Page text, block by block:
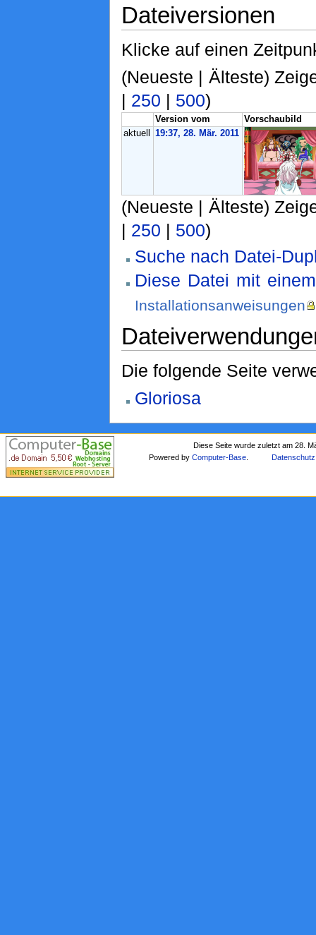
Dateiversionen
Klicke auf einen
(Neueste | Älteste)
| 250 | 500)
Version vom
Vorschaubild
aktuell
19:37, 28. Mär. 2011
(Neueste | Älteste)
| 250 | 500)
Suche nach Datei-
Diese Datei mit
Installationsanweisungen
Die folgende Seite
Gloriosa
Diese Seite wurde zuletzt am 28.
Powered byComputer-Base Datenschutz